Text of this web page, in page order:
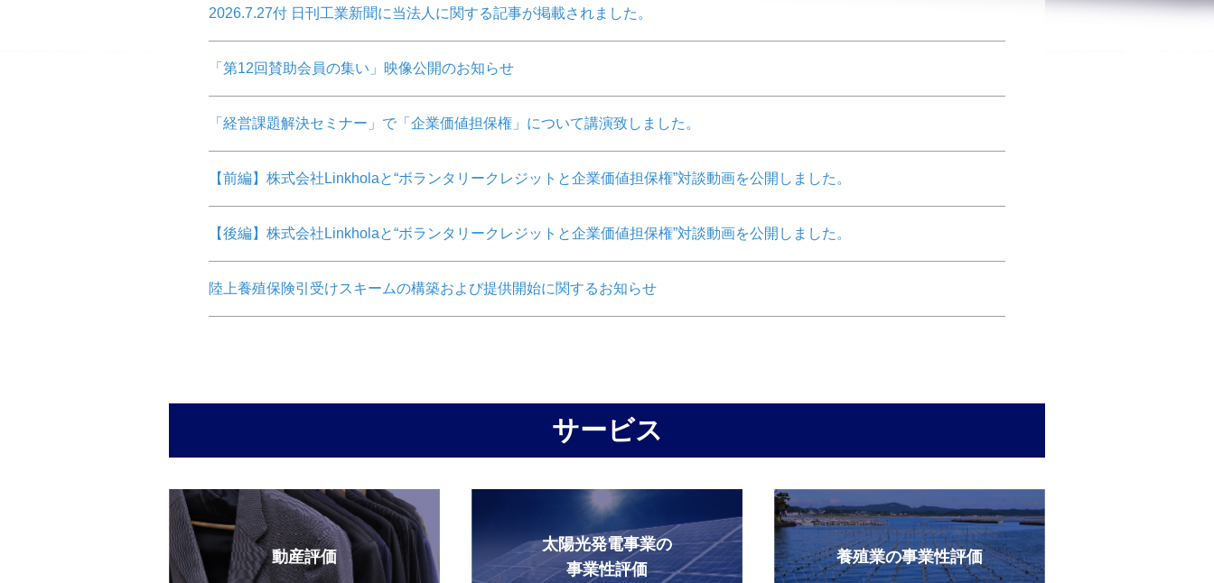
2026.7.27付 日刊工業新聞に当法人に関する記事が掲載されました。
「第12回賛助会員の集い」映像公開のお知らせ
「経営課題解決セミナー」で「企業価値担保権」について講演致しました。
【前編】株式会社Linkholaと“ボランタリークレジットと企業価値担保権”対談動画を公開しました。
【後編】株式会社Linkholaと“ボランタリークレジットと企業価値担保権”対談動画を公開しました。
陸上養殖保険引受けスキームの構築および提供開始に関するお知らせ
サービス
動産評価
太陽光発電事業の
事業性評価
養殖業の事業性評価